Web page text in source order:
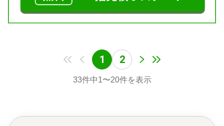
1 2
33件中1〜20件を表示